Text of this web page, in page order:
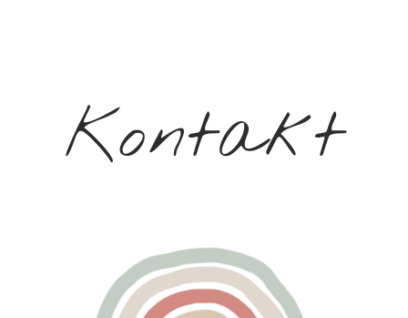
Kontakt